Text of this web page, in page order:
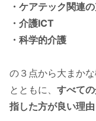
・ケアテック関連
・介護ICT
・科学的介護
の３点から大まか
とともに、 すべて
指した方が良い理由